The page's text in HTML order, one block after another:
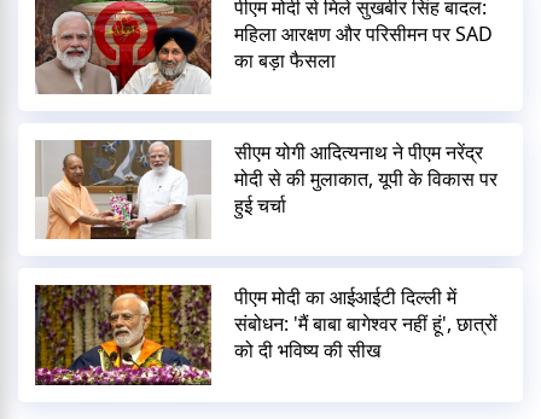
पीएम मोदी से मिले सुखबीर सिंह बादल:
महिला आरक्षण और परिसीमन पर SAD
का बड़ा फैसला
सीएम योगी आदित्यनाथ ने पीएम नरेंद्र
मोदी से की मुलाकात, यूपी के विकास पर
हुई चर्चा
पीएम मोदी का आईआईटी दिल्ली में
संबोधन: 'मैं बाबा बागेश्वर नहीं हूं', छात्रों
को दी भविष्य की सीख